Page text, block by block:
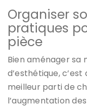
Organiser
pratiques
pièce
Bien aménager sa
d’esthétique,
meilleur parti de
l’augmentation